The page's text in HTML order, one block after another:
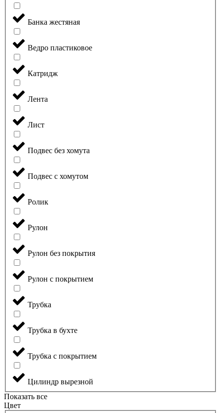
Банка жестяная
Ведро пластиковое
Катридж
Лента
Лист
Подвес без хомута
Подвес с хомутом
Ролик
Рулон
Рулон без покрытия
Рулон с покрытием
Трубка
Трубка в бухте
Трубка с покрытием
Цилиндр вырезной
Показать все
Цвет